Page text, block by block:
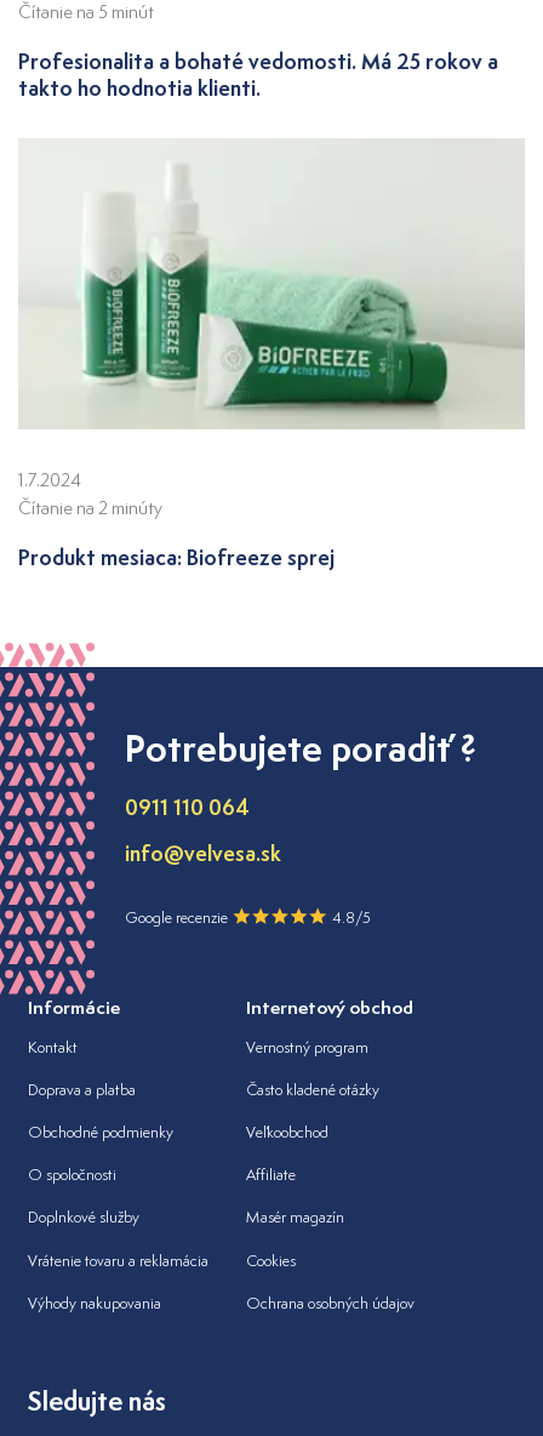
Čítanie na 5 minút
Profesionalita a bohaté vedomosti. Má 25 rokov a
takto ho hodnotia klienti.
1.7.2024
Čítanie na 2 minúty
Produkt mesiaca: Biofreeze sprej
Potrebujete poradiť ?
0911 110 064
info@velvesa.sk
Google recenzie 4.8/5
Informácie
Kontakt
Doprava a platba
Obchodné podmienky
O spoločnosti
Doplnkové služby
Vrátenie tovaru a reklamácia
Výhody nakupovania
Internetový obchod
Vernostný program
Často kladené otázky
Veľkoobchod
Affiliate
Masér magazín
Cookies
Ochrana osobných údajov
Sledujte nás